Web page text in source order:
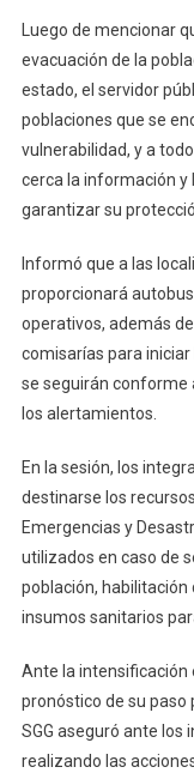
Luego de mencionar
evacuación de la
estado, el servidor
poblaciones que se
vulnerabilidad, y a
cerca la información y
garantizar su
Informó que a las
proporcionará
operativos, además
comisarías para
se seguirán conforme
los alertamientos.
En la sesión, los
destinarse los
Emergencias y
utilizados en caso de
población,
insumos sanitarios
Ante la intensificación
pronóstico de su paso
SGG aseguró ante
realizando las